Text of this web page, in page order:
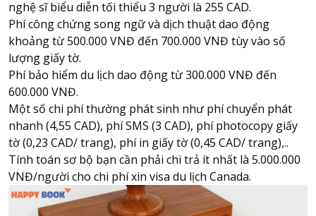
nghệ sĩ biểu diễn tối thiểu 3 người là 255 CAD.
Phí công chứng song ngữ và dịch thuật dao động
khoảng từ 500.000 VNĐ đến 700.000 VNĐ tùy vào số
lượng giấy tờ.
Phí bảo hiểm du lịch dao động từ 300.000 VNĐ đến
600.000 VNĐ.
Một số chi phí thường phát sinh như phí chuyển phát
nhanh (4,55 CAD), phí SMS (3 CAD), phí photocopy giấy
tờ (0,23 CAD/ trang), phí in giấy tờ (0,45 CAD/ trang),..
Tính toán sơ bộ bạn cần phải chi trả ít nhất là 5.000.000
VNĐ/người cho chi phí xin visa du lịch Canada.